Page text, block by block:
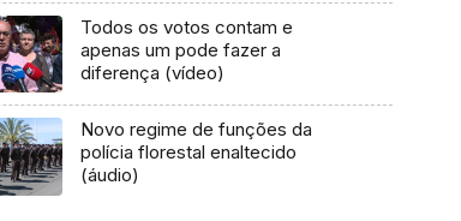
Todos os votos contam e
apenas um pode fazer a
diferença (vídeo)
Novo regime de funções da
polícia florestal enaltecido
(áudio)